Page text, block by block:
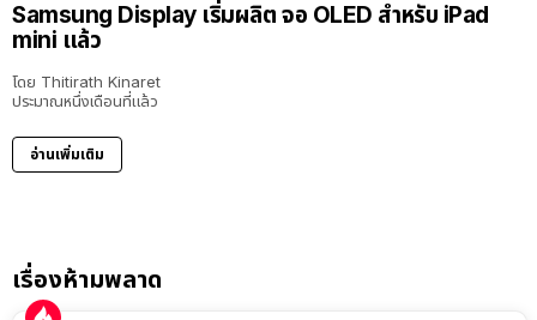
Samsung Display เริ่มผลิต จอ OLED สำหรับ iPad
mini แล้ว
โดย Thitirath Kinaret
ประมาณหนึ่งเดือนที่แล้ว
อ่านเพิ่มเติม
เรื่องห้ามพลาด